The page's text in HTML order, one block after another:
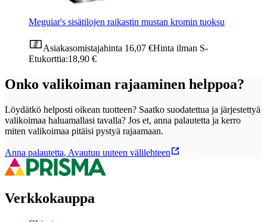
Meguiar's sisätilojen raikastin mustan kromin tuoksu
Asiakasomistajahinta 16,07 €Hinta ilman S-
Etukorttia:18,90 €
Onko valikoiman rajaaminen helppoa?
Löydätkö helposti oikean tuotteen? Saatko suodatettua ja järjestettyä
valikoimaa haluamallasi tavalla? Jos et, anna palautetta ja kerro
miten valikoimaa pitäisi pystyä rajaamaan.
Anna palautetta, Avautuu uuteen välilehteen
Verkkokauppa